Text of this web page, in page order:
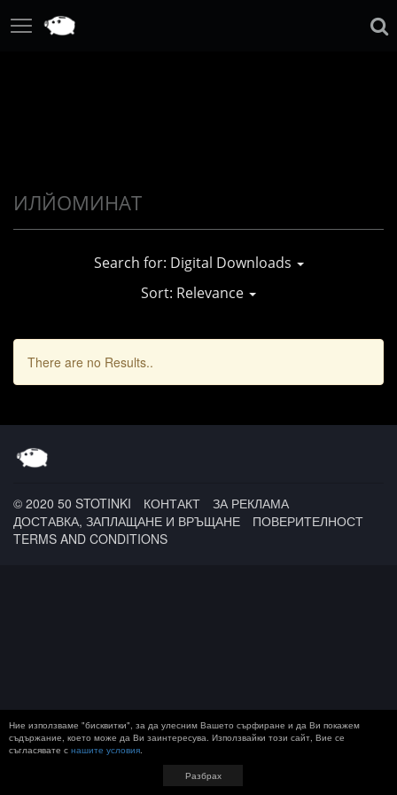
Search for: Digital Downloads
Sort: Relevance
There are no Results..
© 2020 50 STOTINKI КОНТАКТ
ЗА РЕКЛАМА
ДОСТАВКА, ЗАПЛАЩАНЕ И ВРЪЩАНЕ
ПОВЕРИТЕЛНОСТ
TERMS AND CONDITIONS
Ние използваме "бисквитки", за да улесним Вашето сърфиране и да Ви покажем
съдържание, което може да Ви заинтересува. Използвайки този сайт, Вие се
съгласявате с нашите условия.
Разбрах